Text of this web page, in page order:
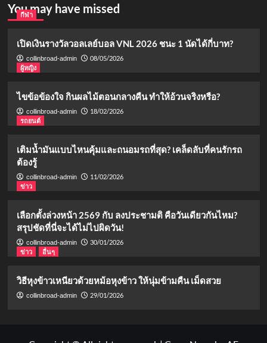
You may have missed
กีฬา
เปิดเงินรางวัลวอลเลย์บอล VNL 2026 ชนะ 1 นัดได้กี่บาท?
collinbroad-admin
08/05/2026
ผู้หญิง
ไขข้อข้องใจ กินผลไม้ตอนกลางคืน ทำให้อ้วนจริงหรือ?
collinbroad-admin
18/02/2026
รถยนต์
เติมน้ำมันแบบไหนคุ้มและถนอมรถที่สุด? เคล็ดลับที่คนรักรถ
ต้องรู้
collinbroad-admin
11/02/2026
ข่าว
เลือกตั้งล่วงหน้า 2569 กับ ลงประชามติ คือวันเดียวกันไหม?
สรุปชัดที่นี่จะได้ไม่ไปผิดวัน!
collinbroad-admin
30/01/2026
ข่าว
อื่นๆ
วิธีหุงข้าวเหนียวด้วยหม้อหุงข้าว ให้นุ่มข้ามคืน เม็ดสวย
collinbroad-admin 29/01/2026